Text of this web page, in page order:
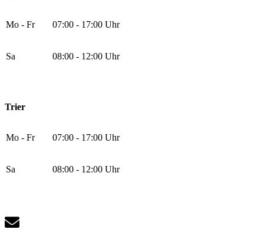
Mo - Fr 07:00 - 17:00 Uhr
Sa 08:00 - 12:00 Uhr
Trier
Mo - Fr 07:00 - 17:00 Uhr
Sa 08:00 - 12:00 Uhr